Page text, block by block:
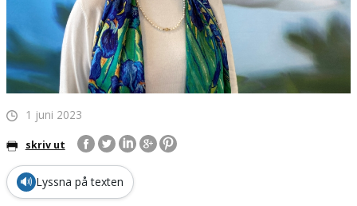
1 juni 2023
skriv ut
🔊 Lyssna på texten